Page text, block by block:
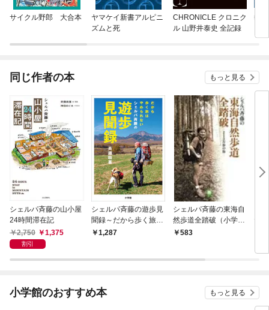
サイクル野郎 大合本
ヤマケイ新書アルピニ
ズムと死
CHRONICLE クロニク
ル 山野井泰史 全記録
垂
同じ作者の本 もっと見る
シェルパ斉藤の山小屋
24時間滞在記
2,750
1,375
割引
シェルパ斉藤の遊歩見
聞録～だから歩く旅は
やめられない～
1,287
シェルパ斉藤の東海自
然歩道全踏破（小学館
文庫）
583
た
小学館のおすすめ本 もっと見る